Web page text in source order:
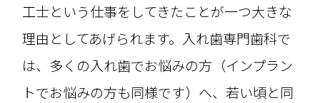
工士という仕事をしてきたことが一つ大きな
理由としてあげられます。入れ歯専門歯科で
は、多くの入れ歯でお悩みの方（インプラン
トでお悩みの方も同様です）へ、若い頃と同